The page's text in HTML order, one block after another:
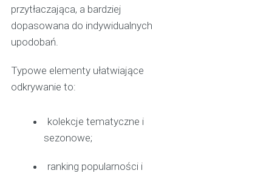
przytłaczająca, a bardziej
dopasowana do indywidualnych
upodobań.
Typowe elementy ułatwiające
odkrywanie to:
kolekcje tematyczne i
sezonowe;
ranking popularności i